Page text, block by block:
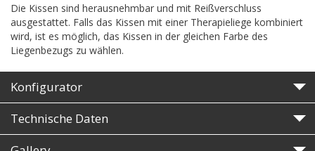
Die Kissen sind herausnehmbar und mit Reißverschluss
ausgestattet. Falls das Kissen mit einer Therapieliege kombiniert
wird, ist es möglich, das Kissen in der gleichen Farbe des
Liegenbezugs zu wählen.
Konfigurator
Technische Daten